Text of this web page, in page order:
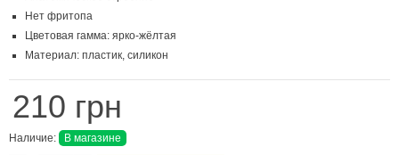
Нет фритопа
Цветовая гамма: ярко-жёлтая
Материал: пластик, силикон
210 грн
Наличие: В магазине